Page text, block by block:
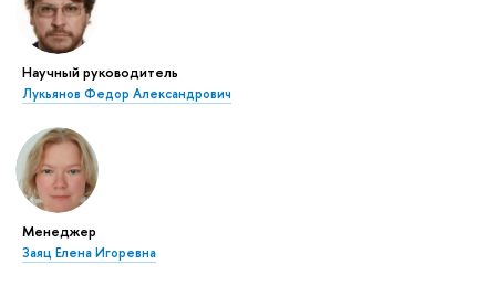
Научный руководитель
Лукьянов Федор Александрович
Менеджер
Заяц Елена Игоревна